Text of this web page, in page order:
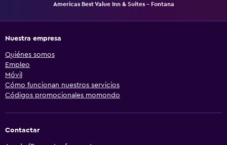
Americas Best Value Inn & Suites - Fontana
Nuestra empresa
Quiénes somos
Empleo
Móvil
Cómo funcionan nuestros servicios
Códigos promocionales momondo
Contactar